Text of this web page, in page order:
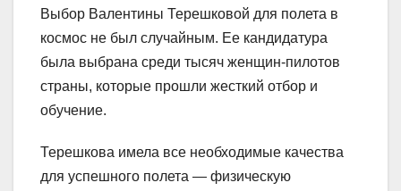
Выбор Валентины Терешковой для полета в
космос не был случайным. Ее кандидатура
была выбрана среди тысяч женщин-пилотов
страны, которые прошли жесткий отбор и
обучение.
Терешкова имела все необходимые качества
для успешного полета — физическую